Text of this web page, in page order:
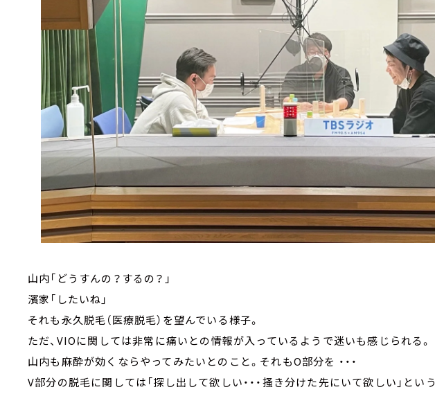
山内「どうすんの？するの？」
濱家「したいね」
それも永久脱毛（医療脱毛）を望んでいる様子。
ただ、VIOに関しては非常に痛いとの情報が入っているようで迷いも感じられる。
山内も麻酔が効くならやってみたいとのこと。それもO部分を ・・・
V部分の脱毛に関しては「探し出して欲しい・・・掻き分けた先にいて欲しい」という